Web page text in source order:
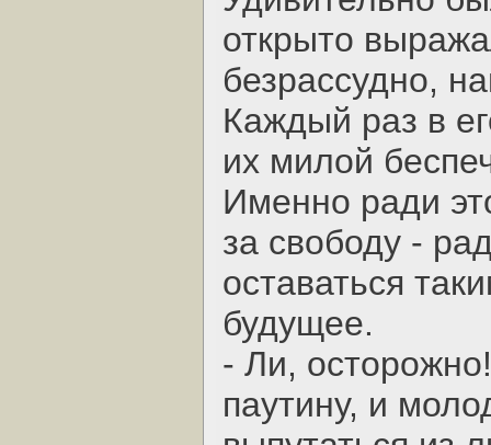
открыто
безрассудно,
Каждый раз в
их милой
Именно ради
за свободу -
оставаться
будущее.
- Ли,
паутину, и